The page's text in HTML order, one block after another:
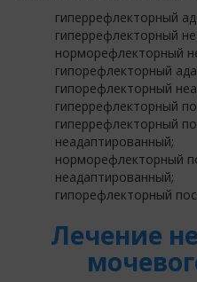
гиперрефлекторный
гиперрефлекторный
норморефлекторный
гипорефлекторный
гипорефлекторный
гиперрефлекторный
гиперрефлекторный
неадаптированный;
норморефлекторный
неадаптированный;
гипорефлекторный
Лечение